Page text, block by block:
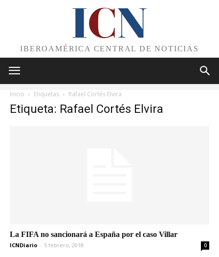
ICN
IBEROAMÉRICA CENTRAL DE NOTICIAS
Inicio Etiquetas Rafael Cortés Elvira
Etiqueta: Rafael Cortés Elvira
La FIFA no sancionará a España por el caso Villar
ICNDiario - 5 febrero, 2018 0